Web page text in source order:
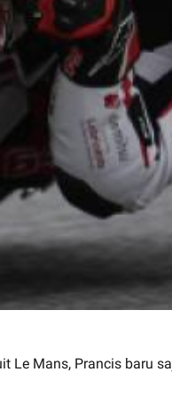
Le Mans, Prancis baru